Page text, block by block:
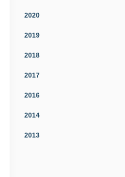
2020
2019
2018
2017
2016
2014
2013